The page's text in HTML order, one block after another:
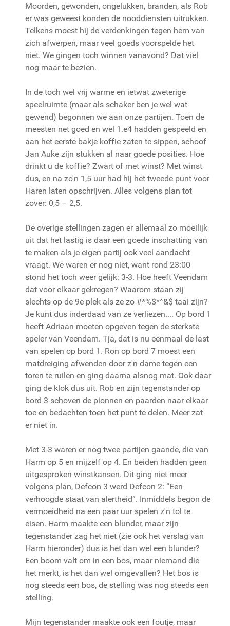
Moorden, gewonden, ongelukken, branden, als Rob
er was geweest konden de nooddiensten uitrukken.
Telkens moest hij de verdenkingen tegen hem van
zich afwerpen, maar veel goeds voorspelde het
niet. We gingen toch winnen vanavond? Dat viel
nog maar te bezien.
In de toch wel vrij warme en ietwat zweterige
speelruimte (maar als schaker ben je wel wat
gewend) begonnen we aan onze partijen. Toen de
meesten net goed en wel 1.e4 hadden gespeeld en
aan het eerste bakje koffie zaten te sippen, schoof
Jan Auke zijn stukken al naar goede posities. Hoe
drinkt u de koffie? Zwart of met winst? Met winst
dus, en na zo'n 1,5 uur had hij het tweede punt voor
Haren laten opschrijven. Alles volgens plan tot
zover: 0,5 – 2,5.
De overige stellingen zagen er allemaal zo moeilijk
uit dat het lastig is daar een goede inschatting van
te maken als je eigen partij ook veel aandacht
vraagt. We waren er nog niet, want rond 23:00
stond het toch weer gelijk: 3-3. Hoe heeft Veendam
dat voor elkaar gekregen? Waarom staan zij
slechts op de 9e plek als ze zo #*%$*^&$ taai zijn?
Je kunt dus inderdaad van ze verliezen.... Op bord 1
heeft Adriaan moeten opgeven tegen de sterkste
speler van Veendam. Tja, dat is nu eenmaal de last
van spelen op bord 1. Ron op bord 7 moest een
matdreiging afwenden door z'n dame tegen een
toren te ruilen en ging daarna alsnog mat. Ook daar
ging de klok dus uit. Rob en zijn tegenstander op
bord 3 schoven de pionnen en paarden naar elkaar
toe en bedachten toen het punt te delen. Meer zat
er niet in.
Met 3-3 waren er nog twee partijen gaande, die van
Harm op 5 en mijzelf op 4. En beiden hadden geen
uitgesproken winstkansen. Dit ging niet meer
volgens plan, Defcon 3 werd Defcon 2: “Een
verhoogde staat van alertheid”. Inmiddels begon de
vermoeidheid na een paar uur spelen z'n tol te
eisen. Harm maakte een blunder, maar zijn
tegenstander zag het niet (zie ook het verslag van
Harm hieronder) dus is het dan wel een blunder?
Een boom valt om in een bos, maar niemand die
het merkt, is het dan wel omgevallen? Het bos is
nog steeds een bos, de stelling was nog steeds een
stelling.
Mijn tegenstander maakte ook een foutje, maar